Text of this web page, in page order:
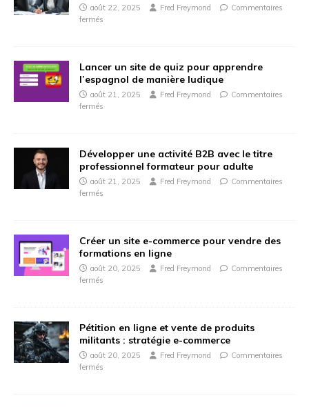
août 22, 2025 Fred Freymond
Commentaires
fermés
Lancer un site de quiz pour apprendre
l’espagnol de manière ludique
août 21, 2025 Fred Freymond
Commentaires
fermés
Développer une activité B2B avec le titre
professionnel formateur pour adulte
août 21, 2025 Fred Freymond
Commentaires
fermés
Créer un site e-commerce pour vendre des
formations en ligne
août 20, 2025 Fred Freymond
Commentaires
fermés
Pétition en ligne et vente de produits
militants : stratégie e-commerce
août 20, 2025 Fred Freymond
Commentaires
fermés